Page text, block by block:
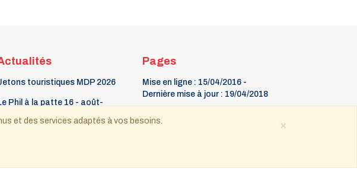
touristiques MDP 2026
Phil à la patte 16 - août-
Pages
Mise en ligne : 15/04/2016 -
Dernière mise à jour : 19/04/2018
×
et des services adaptés à vos besoins.